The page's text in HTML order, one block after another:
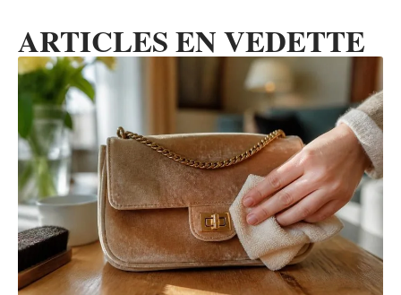
ARTICLES EN VEDETTE